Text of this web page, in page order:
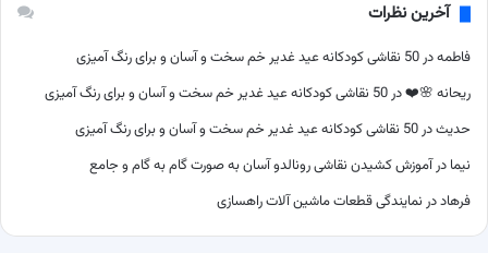
آخرین نظرات
فاطمهدر50 نقاشی کودکانه عید غدیر خم سخت و آسان و برای رنگ آمیزی
ریحانه 🌸❤️در50 نقاشی کودکانه عید غدیر خم سخت و آسان و برای رنگ آمیزی
حدیثدر50 نقاشی کودکانه عید غدیر خم سخت و آسان و برای رنگ آمیزی
نیما درآموزش کشیدن نقاشی رونالدو آسان به صورت گام به گام و جامع
فرهاددر نمایندگی قطعات ماشین آلات راهسازی